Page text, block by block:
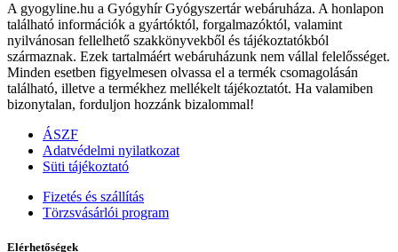
A gyogyline.hu a Gyógyhír Gyógyszertár webáruháza. A honlapon
található információk a gyártóktól, forgalmazóktól, valamint
nyilvánosan fellelhető szakkönyvekből és tájékoztatókból
származnak. Ezek tartalmáért webáruházunk nem vállal felelősséget.
Minden esetben figyelmesen olvassa el a termék csomagolásán
található, illetve a termékhez mellékelt tájékoztatót. Ha valamiben
bizonytalan, forduljon hozzánk bizalommal!
ÁSZF
Adatvédelmi nyilatkozat
Süti tájékoztató
Fizetés és szállítás
Törzsvásárlói program
Elérhetőségek